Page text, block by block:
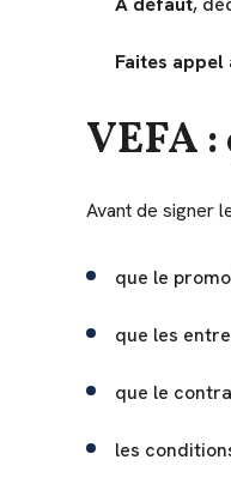
Faites
VEFA
Avant de signer
que le
que les
que le
les